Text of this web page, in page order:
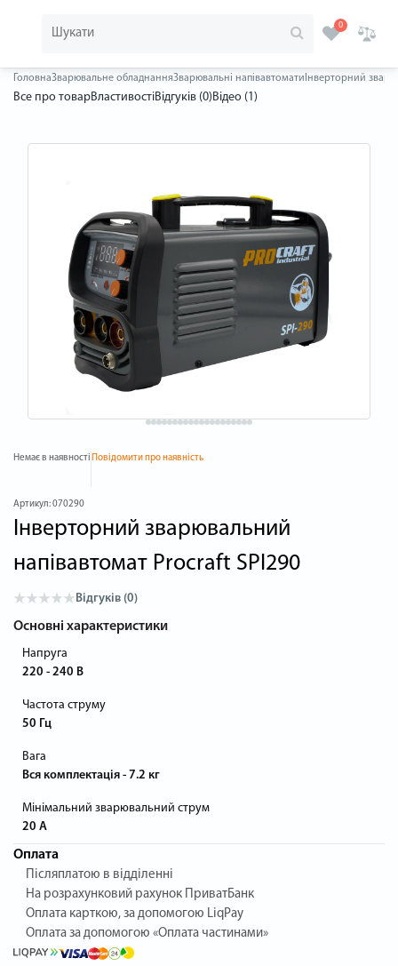
0
ГоловнаЗварювальне обладнанняЗварювальні напівавтомати Інверторний
Все про товарВластивостіВідгуків (0)Відео (1)
Немає в наявності Повідомити про наявність
Артикул:070290
Інверторний зварювальний
напівавтомат Procraft SPI290
Відгуків (0)
Основні характеристики
Напруга
220 - 240 В
Частота струму
50 Гц
Вага
Вся комплектація - 7.2 кг
Мінімальний зварювальний струм
20 А
Оплата
Післяплатою в відділенні
На розрахунковий рахунок ПриватБанк
Оплата карткою, за допомогою LiqPay
Оплата за допомогою «Оплата частинами»